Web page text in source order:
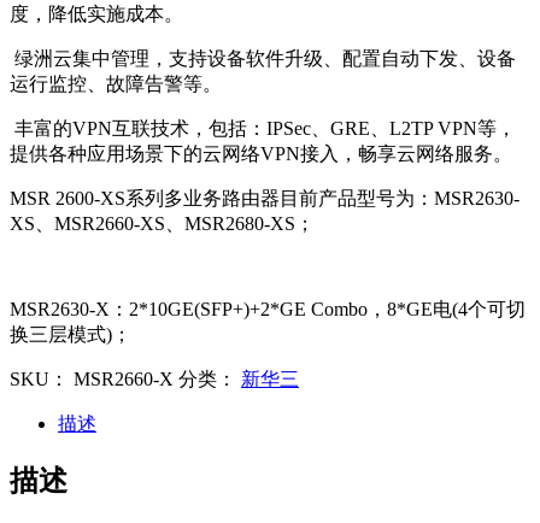
度，降低实施成本。
绿洲云集中管理，支持设备软件升级、配置自动下发、设备
运行监控、故障告警等。
丰富的VPN互联技术，包括：IPSec、GRE、L2TP VPN等，
提供各种应用场景下的云网络VPN接入，畅享云网络服务。
MSR 2600-XS系列多业务路由器目前产品型号为：MSR2630-
XS、MSR2660-XS、MSR2680-XS；
MSR2630-X：2*10GE(SFP+)+2*GE Combo，8*GE电(4个可切
换三层模式)；
SKU： MSR2660-X 分类： 新华三
描述
描述